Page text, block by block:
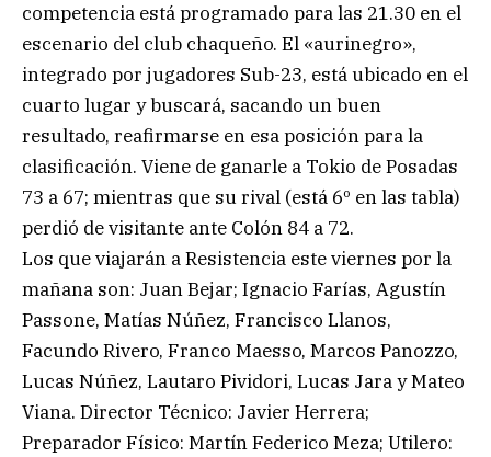
competencia está programado para las 21.30 en el
escenario del club chaqueño. El «aurinegro»,
integrado por jugadores Sub-23, está ubicado en el
cuarto lugar y buscará, sacando un buen
resultado, reafirmarse en esa posición para la
clasificación. Viene de ganarle a Tokio de Posadas
73 a 67; mientras que su rival (está 6º en las tabla)
perdió de visitante ante Colón 84 a 72.
Los que viajarán a Resistencia este viernes por la
mañana son: Juan Bejar; Ignacio Farías, Agustín
Passone, Matías Núñez, Francisco Llanos,
Facundo Rivero, Franco Maesso, Marcos Panozzo,
Lucas Núñez, Lautaro Pividori, Lucas Jara y Mateo
Viana. Director Técnico: Javier Herrera;
Preparador Físico: Martín Federico Meza; Utilero: